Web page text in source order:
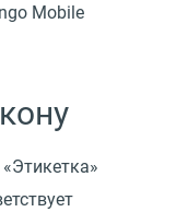
Mobile
«Этикетка»